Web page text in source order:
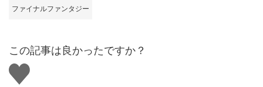
ファイナルファンタジー
この記事は良かったですか？
い
い